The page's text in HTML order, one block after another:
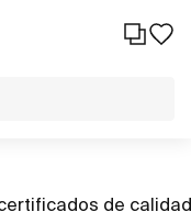
de calidad